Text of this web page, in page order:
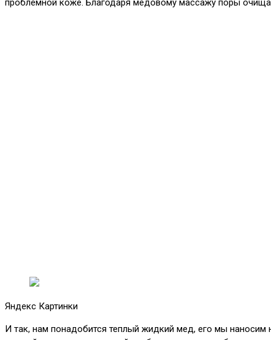
проблемной коже. Благодаря медовому массажу поры
Яндекс Картинки
И так, нам понадобится теплый жидкий мед, его мы